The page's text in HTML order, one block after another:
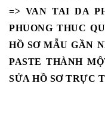
=> VAN TAI DA
PHUONG THUC
HỒ SƠ MẪU GẦN
PASTE THÀNH
SỬA HỒ SƠ TRỰC